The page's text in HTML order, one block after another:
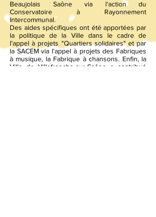
Beaujolais Saône via l'action du
Conservatoire à Rayonnement
Intercommunal.
Des aides spécifiques ont été apportées par
la politique de la Ville dans le cadre de
l'appel à projets "Quartiers solidaires" et par
la SACEM via l'appel à projets des Fabriques
à musique, la Fabrique à chansons. Enfin, la
Ville de Villefranche-sur-Saône a contribué